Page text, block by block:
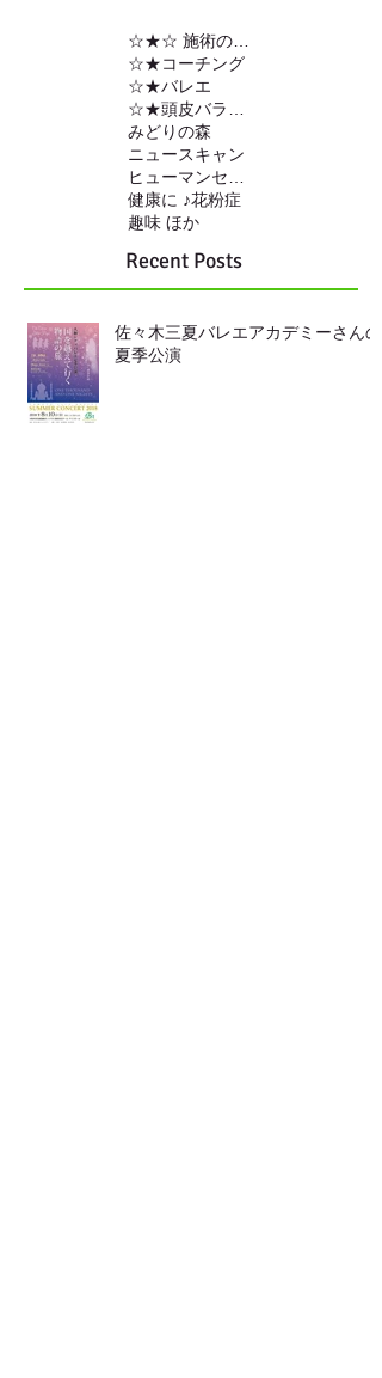
☆★コーチング
☆★バレエ
みどりの森
ニュースキャン
健康に ♪花粉症
趣味 ほか
Recent Posts
佐々木三夏バレエアカデミーさんの
夏季公演